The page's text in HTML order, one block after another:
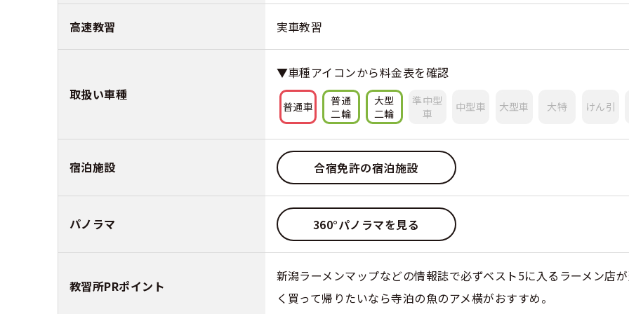
高速教習 実車教習
取扱い車種
▼車種アイコンから料金表を確認
普通車
普通
二輪
大型
二輪
準中型
車
中型車 大型車 大特 けん引
宿泊施設 合宿免許の宿泊施設
パノラマ 360°パノラマを見る
教習所PRポイント
新潟ラーメンマップなどの情報誌で必ずベスト5に入るラーメン店
く買って帰りたいなら寺泊の魚のアメ横がおすすめ。